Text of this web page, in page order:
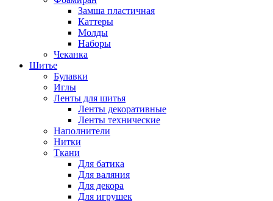
Замша пластичная
Каттеры
Молды
Наборы
Чеканка
Шитье
Булавки
Иглы
Ленты для шитья
Ленты декоративные
Ленты технические
Наполнители
Нитки
Ткани
Для батика
Для валяния
Для декора
Для игрушек